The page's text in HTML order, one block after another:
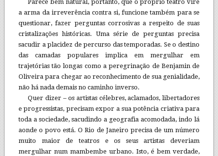
Parece bem natural, portanto, que o próprio teatro vire
a arma da irreverência contra si, funcione também para se
questionar, fazer perguntas corrosivas a respeito de suas
cristalizações históricas. Uma série de perguntas precisa
sacudir a placidez de percurso das temporadas. Se o destino
das camadas populares implica em mergulhar em
trajetórias tão longas como a peregrinação de Benjamin de
Oliveira para chegar ao reconhecimento de sua genialidade,
não há nada demais no caminho inverso.
Quer dizer – os artistas célebres, aclamados, libertadores
e progressistas, precisam expor a sua potência criativa para
toda a sociedade, sacudindo a geografia acomodada, indo lá
aonde o povo está. O Rio de Janeiro precisa de um número
muito maior de teatros e os seus artistas deveriam
mergulhar num mambembe urbano. Isto, é bem verdade,